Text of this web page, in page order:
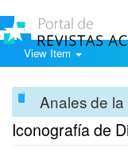
View Item
Anales de
Iconografía de